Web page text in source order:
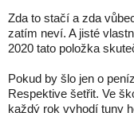
Zda to stačí a zda
zatím neví. A jisté
2020 tato položka
Pokud by šlo jen o
Respektive šetřit. Ve
každý rok vyhodí tuny